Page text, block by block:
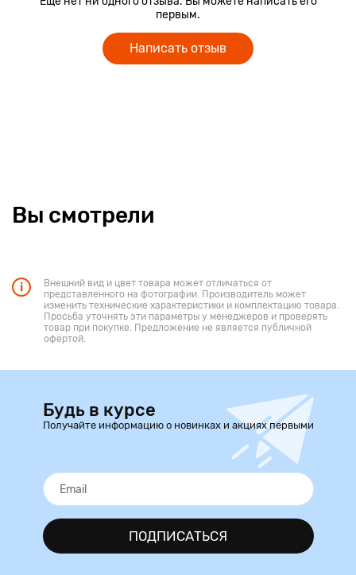
первым.
Написать отзыв
Вы смотрели
Внешний вид и цвет товара может отличаться от
представленного на фотографии. Производитель может
изменить технические характеристики и комплектацию товара.
Просьба уточнять эти параметры у менеджеров и проверять
товар при покупке. Предложение не является публичной
офертой.
Будь в курсе
Получайте информацию о новинках и акциях первыми
ПОДПИСАТЬСЯ